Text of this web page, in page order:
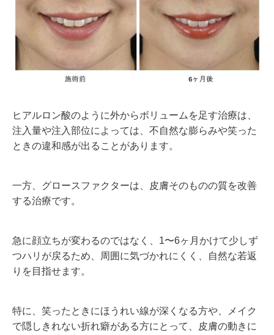
ヒアルロン酸のように外からボリュームを足す治療は、
注入量や注入部位によっては、不自然な膨らみや笑った
ときの違和感が出ることがあります。
一方、グロースファクターは、皮膚そのものの質を改善
する治療です。
急に顔立ちが変わるのではなく、1〜6ヶ月かけて少しず
つハリが戻るため、周囲に気づかれにくく、自然な若返
りを目指せます。
特に、笑ったときにほうれい線が深くなる方や、メイク
で隠しきれない折れ癖がある方にとって、皮膚の動きに